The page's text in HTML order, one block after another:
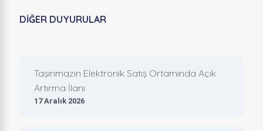
DİĞER DUYURULAR
Taşınmazın Elektronik Satış Ortamında Açık
Artırma İlanı
17 Aralık 2026